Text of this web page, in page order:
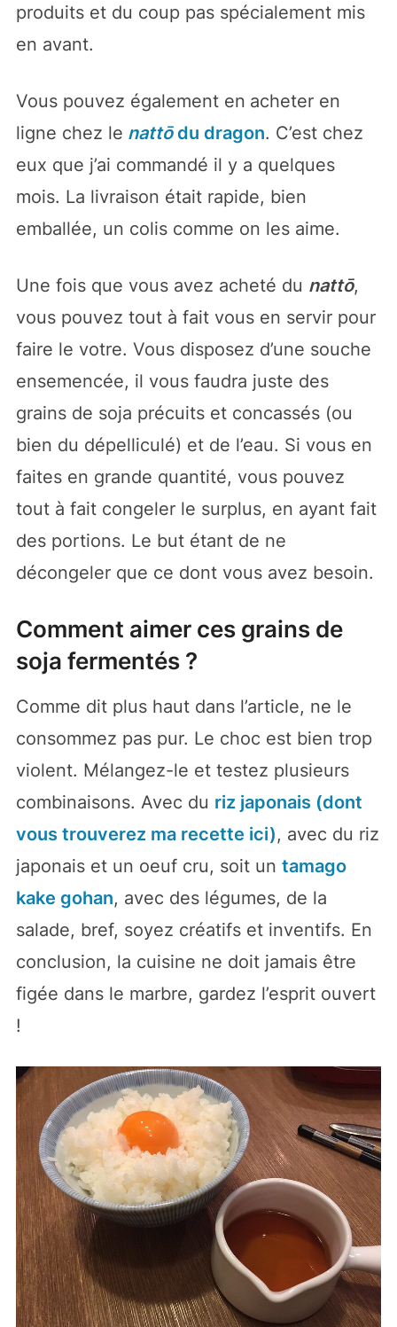
produits et du coup pas spécialement mis
en avant.
Vous pouvez également en acheter en
ligne chez le nattōdu dragon. C’est chez
eux que j’ai commandé il y a quelques
mois. La livraison était rapide, bien
emballée, un colis comme on les aime.
Une fois que vous avez acheté du nattō,
vous pouvez tout à fait vous en servir pour
faire le votre. Vous disposez d’une souche
ensemencée, il vous faudra juste des
grains de soja précuits et concassés (ou
bien du dépelliculé) et de l’eau. Si vous en
faites en grande quantité, vous pouvez
tout à fait congeler le surplus, en ayant fait
des portions. Le but étant de ne
décongeler que ce dont vous avez besoin.
Comment aimer ces grains de
soja fermentés ?
Comme dit plus haut dans l’article, ne le
consommez pas pur. Le choc est bien trop
violent. Mélangez-le et testez plusieurs
combinaisons. Avec du riz japonais(dont
vous trouverez ma recette ici), avec du riz
japonais et un oeuf cru, soit un tamago
kake gohan, avec des légumes, de la
salade, bref, soyez créatifs et inventifs. En
conclusion, la cuisine ne doit jamais être
figée dans le marbre, gardez l’esprit ouvert
!